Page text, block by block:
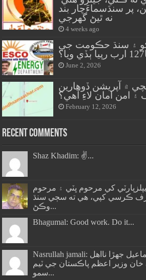
پر سنڌسماءَچار بند
نه ٿيڻ گهرجي
4 weeks ago
۽ سنڌ حڪومت جي
June 2, 2026
۾ آپريشن ڏوهارين
۽ امن امان لاءِ آهي؟
February 12, 2026
Recent Comments
Shaz Khadim: ✌️...
کي مرحوم ڀٽي ۽ مرحوم
صرف ڪرسي کپي، هي ته سڄي سنڌ
وڪڻ...
Bhagumal: Good work. Do it...
Nasrullah jamali: گورنر عمران اسماعيل جھڙا نااهل
وزير اعظم پاڪستان جي ٽيم
سمو...